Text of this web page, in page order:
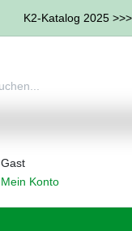
K2-Katalog 2025 >>>
Gast
Mein Konto